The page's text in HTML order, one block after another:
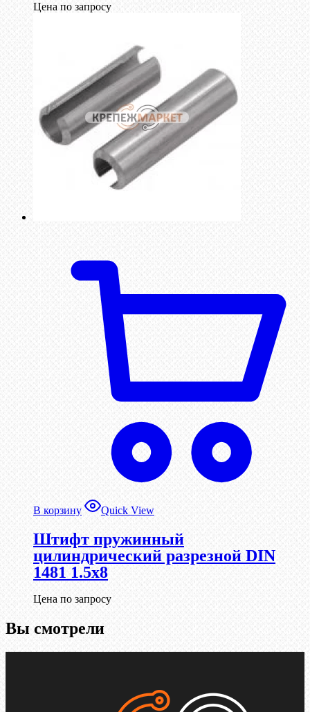
Цена по запросу
В корзину Quick View
Штифт пружинный
цилиндрический разрезной DIN
1481 1.5х8
Цена по запросу
Вы смотрели